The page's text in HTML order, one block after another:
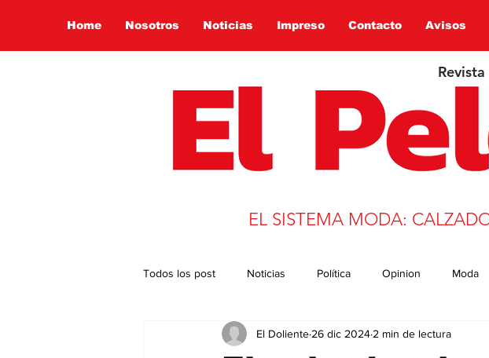
Home Nosotros Noticias Impreso Contacto Avisos
EL SISTEMA MODA:
Todos los post Noticias Política Opinion Moda
Presidencia 2022 Globalización Salud Educación
El Doliente 26 dic 2024 2 min de lectura